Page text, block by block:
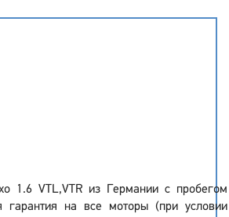
1.6 VTL,VTR из Германии с пробегом
гарантия на все моторы (при условии